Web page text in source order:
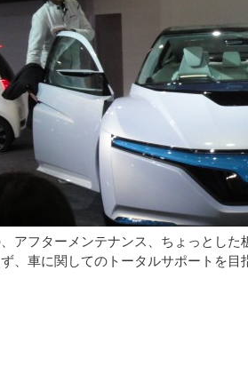
アフターメンテナンス、ちょっとした
、車に関してのトータルサポートを目